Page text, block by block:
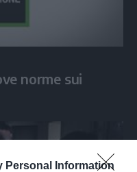
Personal Information
norme sui